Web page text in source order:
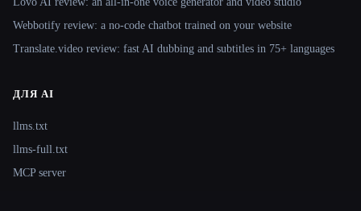
Webbotify review: a no-code chatbot trained on your website
Translate.video review: fast AI dubbing and subtitles in 75+ languages
ДЛЯ AI
llms.txt
llms-full.txt
MCP server